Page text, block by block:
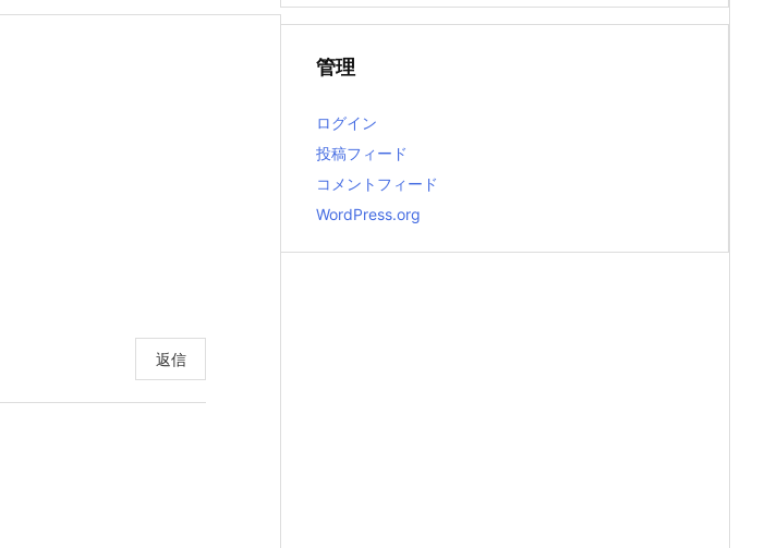
返信
管理
ログイン
投稿フィード
コメントフィード
WordPress.org